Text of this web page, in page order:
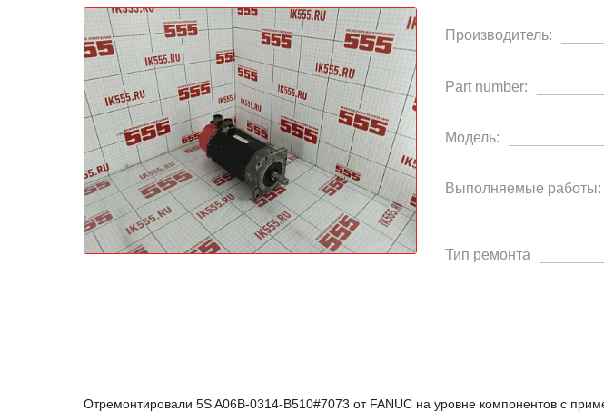
Производитель:
Part number:
Модель:
Выполняемые работы:
Тип ремонта
Отремонтировали 5S A06B-0314-B510#7073 от FANUC на уровне компонентов с